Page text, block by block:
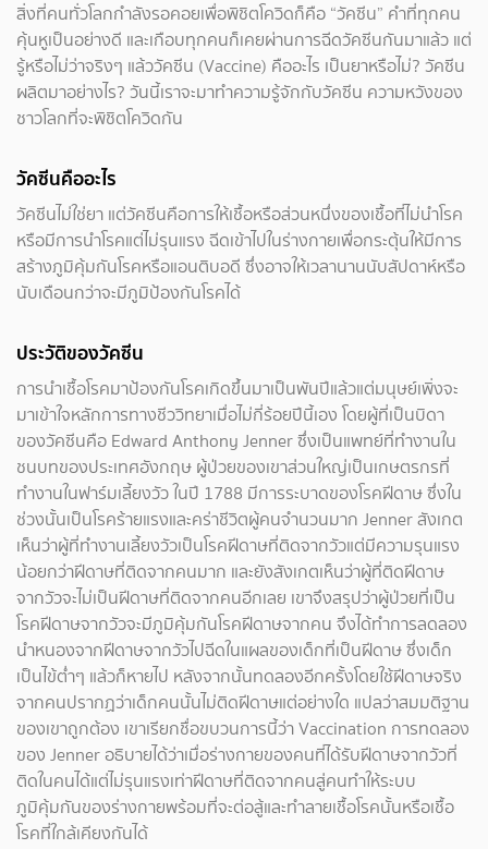
สิ่งที่คนทั่วโลกกำลังรอคอยเพื่อพิชิตโควิดก็คือ “วัคซีน” คำที่ทุกคน
คุ้นหูเป็นอย่างดี และเกือบทุกคนก็เคยผ่านการฉีดวัคซีนกันมาแล้ว แต่
รู้หรือไม่ว่าจริงๆ แล้ววัคซีน (Vaccine) คืออะไร เป็นยาหรือไม่? วัคซีน
ผลิตมาอย่างไร? วันนี้เราจะมาทำความรู้จักกับวัคซีน ความหวังของ
ชาวโลกที่จะพิชิตโควิดกัน
วัคซีนคืออะไร
วัคซีนไม่ใช่ยา แต่วัคซีนคือการให้เชื้อหรือส่วนหนึ่งของเชื้อที่ไม่นำโรค
หรือมีการนำโรคแต่ไม่รุนแรง ฉีดเข้าไปในร่างกายเพื่อกระตุ้นให้มีการ
สร้างภูมิคุ้มกันโรคหรือแอนติบอดี ซึ่งอาจให้เวลานานนับสัปดาห์หรือ
นับเดือนกว่าจะมีภูมิป้องกันโรคได้
ประวัติของวัคซีน
การนำเชื้อโรคมาป้องกันโรคเกิดขึ้นมาเป็นพันปีแล้วแต่มนุษย์เพิ่งจะ
มาเข้าใจหลักการทางชีววิทยาเมื่อไม่กี่ร้อยปีนี้เอง โดยผู้ที่เป็นบิดา
ของวัคซีนคือ Edward Anthony Jenner ซึ่งเป็นแพทย์ที่ทำงานใน
ชนบทของประเทศอังกฤษ ผู้ป่วยของเขาส่วนใหญ่เป็นเกษตรกรที่
ทำงานในฟาร์มเลี้ยงวัว ในปี 1788 มีการระบาดของโรคฝีดาษ ซึ่งใน
ช่วงนั้นเป็นโรคร้ายแรงและคร่าชีวิตผู้คนจำนวนมาก Jenner สังเกต
เห็นว่าผู้ที่ทำงานเลี้ยงวัวเป็นโรคฝีดาษที่ติดจากวัวแต่มีความรุนแรง
น้อยกว่าฝีดาษที่ติดจากคนมาก และยังสังเกตเห็นว่าผู้ที่ติดฝีดาษ
จากวัวจะไม่เป็นฝีดาษที่ติดจากคนอีกเลย เขาจึงสรุปว่าผู้ป่วยที่เป็น
โรคฝีดาษจากวัวจะมีภูมิคุ้มกันโรคฝีดาษจากคน จึงได้ทำการลดลอง
นำหนองจากฝีดาษจากวัวไปฉีดในแผลของเด็กที่เป็นฝีดาษ ซึ่งเด็ก
เป็นไข้ต่ำๆ แล้วก็หายไป หลังจากนั้นทดลองอีกครั้งโดยใช้ฝีดาษจริง
จากคนปรากฏว่าเด็กคนนั้นไม่ติดฝีดาษแต่อย่างใด แปลว่าสมมติฐาน
ของเขาถูกต้อง เขาเรียกชื่อขบวนการนี้ว่า Vaccination การทดลอง
ของ Jenner อธิบายได้ว่าเมื่อร่างกายของคนที่ได้รับฝีดาษจากวัวที่
ติดในคนได้แต่ไม่รุนแรงเท่าฝีดาษที่ติดจากคนสู่คนทำให้ระบบ
ภูมิคุ้มกันของร่างกายพร้อมที่จะต่อสู้และทำลายเชื้อโรคนั้นหรือเชื้อ
โรคที่ใกล้เคียงกันได้